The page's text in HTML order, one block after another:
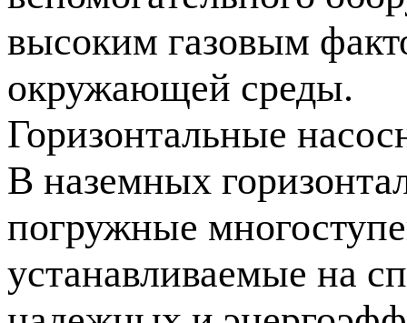
высоким газовым
окружающей среды.
Горизонтальные
В наземных
погружные
устанавливаемые на